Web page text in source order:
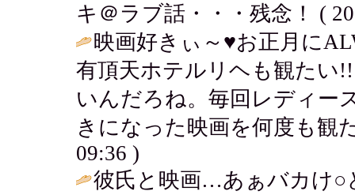
キ＠ラブ話・・・残念！ (
映画好きぃ～♥お正月に
有頂天ホテルリヘも観た
いんだろね。毎回レディー
きになった映画を何度も観
09:36 )
彼氏と映画…あぁバカけ○